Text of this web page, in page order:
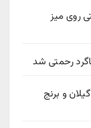
روی میز
رحمتی شد
و برنج